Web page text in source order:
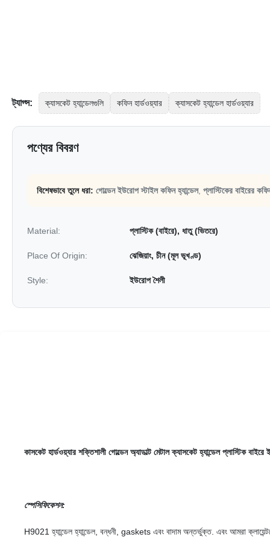
ট্যাগ্স: ক্যাসকেট হ্যান্ডেলগুলি কফিন হার্ডওয়্যার ক্যাসকেট হ্যান্ডেল হার্ডওয়্যার
পণ্যের বিবরণ
বিশেষভাবে তুলে ধরা: গোল্ডেন ইউরোপ স্টাইল কফিন হ্যান্ডেল, প্লাস্টিকের বাইরের
Material: প্লাস্টিক (বাইরে), ধাতু (ভিতরে)
Place Of Origin: ঝেজিয়াং, চীন (মূল ভূখণ্ড)
Style: ইউরোপ শৈলী
কাসকেট হার্ডওয়্যার শক্তিশালী গোল্ডেন অ্যাডাল্ট মেটাল ক্যাসকেট হ্যান্ডেল প্লাস্টিক
স্পেসিফিকেশন:
H9021 হ্যান্ডেল হ্যান্ডেল, বন্ধনী, gaskets এবং বাদাম অন্তর্ভুক্ত. এবং আমরা